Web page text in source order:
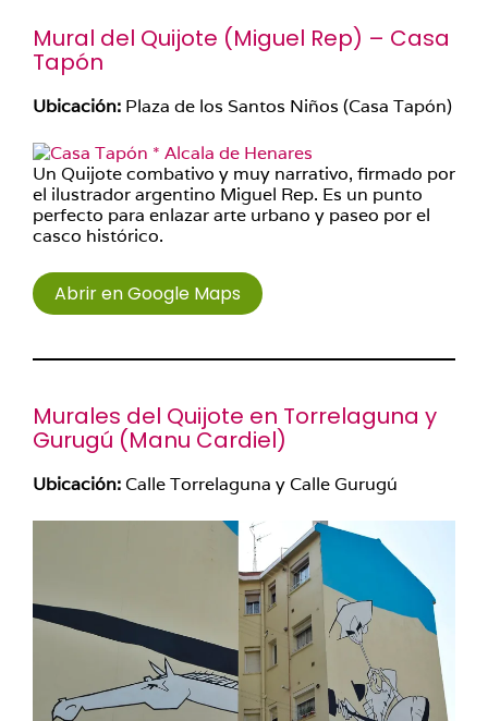
Mural del Quijote (Miguel Rep) – Casa
Tapón
Ubicación: Plaza de los Santos Niños (Casa Tapón)
Un Quijote combativo y muy narrativo, firmado por
el ilustrador argentino Miguel Rep. Es un punto
perfecto para enlazar arte urbano y paseo por el
casco histórico.
Abrir en Google Maps
Murales del Quijote en Torrelaguna y
Gurugú (Manu Cardiel)
Ubicación: Calle Torrelaguna y Calle Gurugú